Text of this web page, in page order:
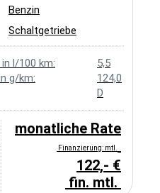
Benzin
Schaltgetriebe
l/100 km:
5,5
g/km:
124,0
D
monatliche Rate
Finanzierung: mtl.
122,- €
fin. mtl.